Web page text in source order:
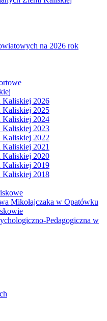
na 2026 rok
Kaliskiej 2026
Kaliskiej 2025
Kaliskiej 2024
Kaliskiej 2023
Kaliskiej 2022
2021
Kaliskiej 2020
Kaliskiej 2019
Kaliskiej 2018
Mikołajczaka w Opatówku
Pedagogiczna w